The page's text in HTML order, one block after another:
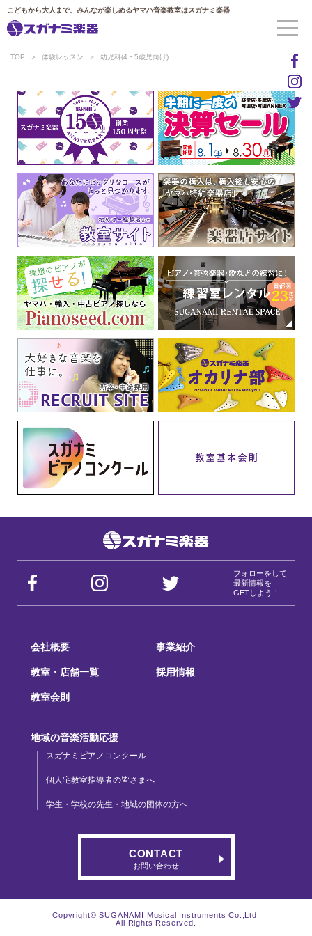
こどもから大人まで、みんなが楽しめるヤマハ音楽教室はスガナミ楽器
TOP 体験レッスン 幼児科(4・5歳児向け)
フォローをして
最新情報を
GETしよう！
会社概要 事業紹介
教室・店舗一覧 採用情報
教室会則
地域の音楽活動応援
スガナミピアノコンクール
個人宅教室指導者の皆さまへ
学生・学校の先生・地域の団体の方へ
CONTACT
お問い合わせ
Copyright© SUGANAMI Musical Instruments Co.,Ltd.
All Rights Reserved.